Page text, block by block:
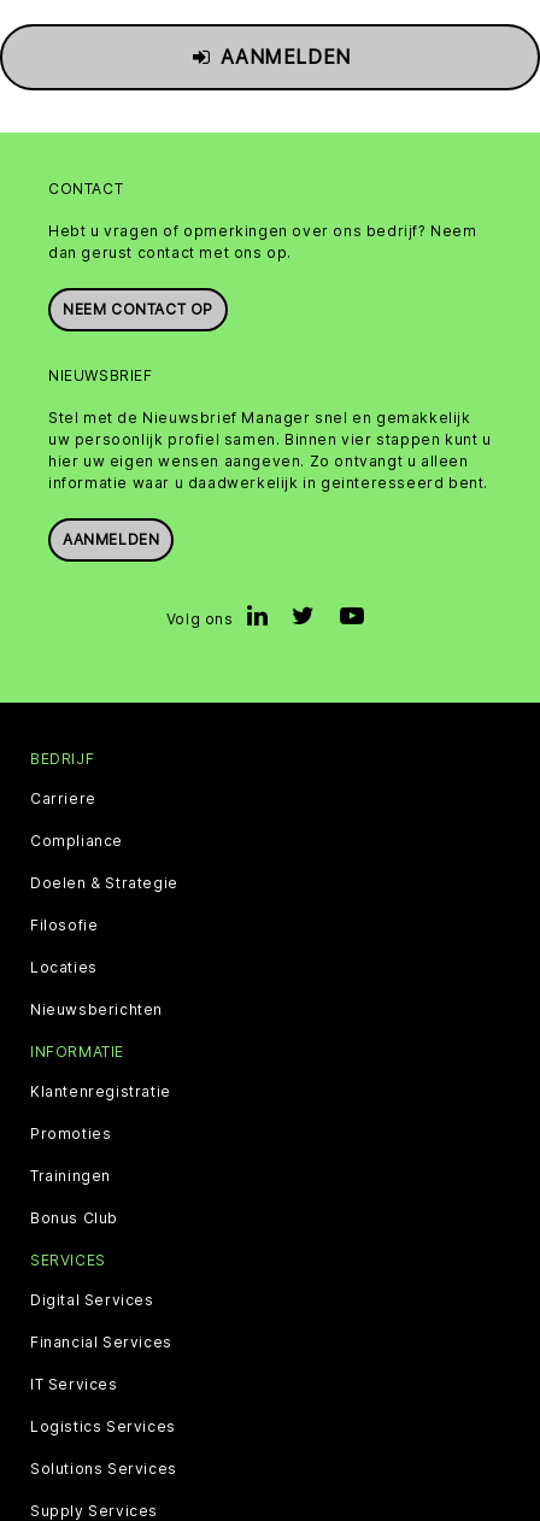
AANMELDEN
CONTACT
Hebt u vragen of opmerkingen over ons bedrijf? Neem
dan gerust contact met ons op.
NEEM CONTACT OP
NIEUWSBRIEF
Stel met de Nieuwsbrief Manager snel en gemakkelijk
uw persoonlijk profiel samen. Binnen vier stappen kunt u
hier uw eigen wensen aangeven. Zo ontvangt u alleen
informatie waar u daadwerkelijk in geinteresseerd bent.
AANMELDEN
Volg ons
BEDRIJF
Carriere
Compliance
Doelen & Strategie
Filosofie
Locaties
Nieuwsberichten
INFORMATIE
Klantenregistratie
Promoties
Trainingen
Bonus Club
SERVICES
Digital Services
Financial Services
IT Services
Logistics Services
Solutions Services
Supply Services